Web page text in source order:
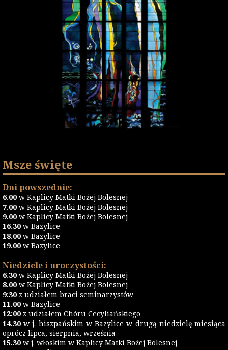
Msze święte
Dni powszednie:
6.00 w Kaplicy Matki Bożej Bolesnej
7.00 w Kaplicy Matki Bożej Bolesnej
9.00 w Kaplicy Matki Bożej Bolesnej
16.30 w Bazylice
18.00 w Bazylice
19.00 w Bazylice
Niedziele i uroczystości:
6.30 w Kaplicy Matki Bożej Bolesnej
8.00 w Kaplicy Matki Bożej Bolesnej
9:30 z udziałem braci seminarzystów
11.00 w Bazylice
12:00 z udziałem Chóru Cecyliańskiego
14.30 w j. hiszpańskim w Bazylice w drugą niedzielę miesiąca
oprócz lipca, sierpnia, września
15.30 w j. włoskim w Kaplicy Matki Bożej Bolesnej